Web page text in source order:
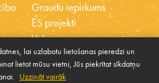
Graudu iepirkums
ES projekti
Vakances
Ētikas kodekss
Sabiedrības atbalsta
lai uzlabotu lietošanas pieredzi un
lietot mūsu vietni, Jūs piekrītat sīkdatņu
Uzzināt vairāk